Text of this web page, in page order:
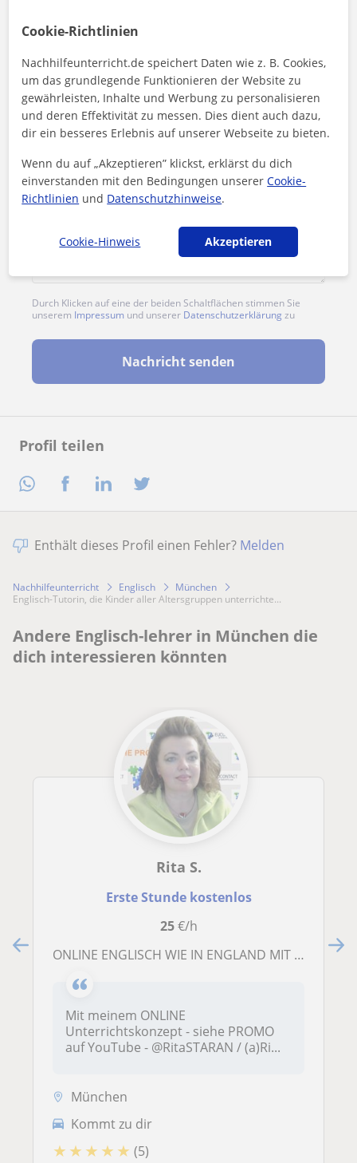
Profil teilen
1. Lektion kostenlos
Durch Klicken auf eine der beiden Schaltflächen stimmen Sie
unserem Impressum und unserer Datenschutzerklärung zu
Nachricht senden
Enthält dieses Profil einen Fehler? Melden
Nachhilfeunterricht Englisch
München
Englisch-Tutorin, die Kinder aller Altersgruppen unterrichte...
Andere Englisch-lehrer in München die
dich interessieren könnten
Rita S.
Erste Stunde kostenlos
25€/h
ONLINE ENGLISCH WIE IN ENGLAND MIT PERSONALISIERTEN UNTERRICHTSMATERIALIEN !
Mit meinem ONLINE
Unterrichtskonzept - siehe PROMO
auf YouTube - @RitaSTARAN / (a)Ri...
München
Kommt zu dir
★ ★ ★ ★ ★ (5)
Cookie-Richtlinien
Nachhilfeunterricht.de speichert Daten wie z. B. Cookies,
um das grundlegende Funktionieren der Website zu
gewährleisten, Inhalte und Werbung zu personalisieren
und deren Effektivität zu messen. Dies dient auch dazu,
dir ein besseres Erlebnis auf unserer Webseite zu bieten.
Wenn du auf „Akzeptieren” klickst, erklärst du dich
einverstanden mit den Bedingungen unsererCookie-
Richtlinien und Datenschutzhinweise.
Cookie-Hinweis Akzeptieren